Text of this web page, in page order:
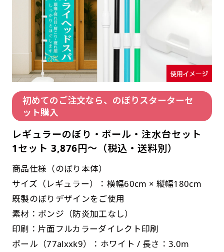
初めてのご注文なら、のぼりスターターセ
ット購入
レギュラーのぼり・ポール・注水台セット
1セット 3,876円～（税込・送料別）
商品仕様（のぼり本体）
サイズ（レギュラー）：横幅60cm × 縦幅180cm
既製のぼりデザインをご使用
素材：ポンジ（防炎加工なし）
印刷：片面フルカラーダイレクト印刷
ポール（77alxxk9）：ホワイト / 長さ：3.0m